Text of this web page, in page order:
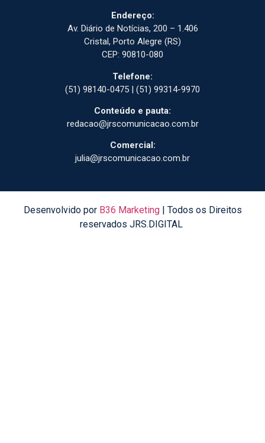
Endereço:
Av. Diário de Notícias, 200 – 1.406
Cristal, Porto Alegre (RS)
CEP: 90810-080
Telefone:
(51) 98140-0475 | (51) 99314-9970
Conteúdo e pauta:
redacao@jrscomunicacao.com.br
Comercial:
julia@jrscomunicacao.com.br
Desenvolvido por B36 Marketing| Todos os Direitos
reservados JRS.DIGITAL